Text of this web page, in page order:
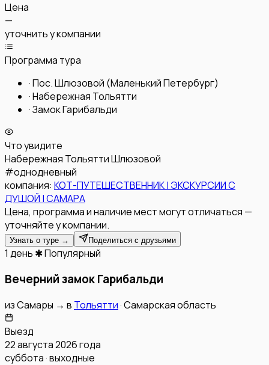
Цена
—
уточнить у компании
Программа тура
·Пос. Шлюзовой (Маленький Петербург)
·Набережная Тольятти
·Замок Гарибальди
Что увидите
Набережная ТольяттиШлюзовой
#однодневный
компания: КОТ-ПУТЕШЕСТВЕННИК | ЭКСКУРСИИ С
ДУШОЙ | САМАРА
Цена, программа и наличие мест могут отличаться —
уточняйте у компании.
Узнать о туре → Поделиться с друзьями
1 день ✱ Популярный
Вечерний замок Гарибальди
изСамары → в Тольятти·Самарская область
Выезд
22 августа 2026 года
суббота · выходные